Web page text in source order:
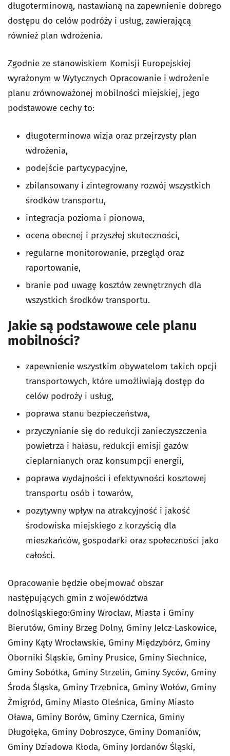
długoterminową, nastawianą na zapewnienie dobrego
dostępu do celów podróży i usług, zawierającą
również plan wdrożenia.
Zgodnie ze stanowiskiem Komisji Europejskiej
wyrażonym w Wytycznych Opracowanie i wdrożenie
planu zrównoważonej mobilności miejskiej, jego
podstawowe cechy to:
długoterminowa wizja oraz przejrzysty plan
wdrożenia,
podejście partycypacyjne,
zbilansowany i zintegrowany rozwój wszystkich
środków transportu,
integracja pozioma i pionowa,
ocena obecnej i przyszłej skuteczności,
regularne monitorowanie, przegląd oraz
raportowanie,
branie pod uwagę kosztów zewnętrznych dla
wszystkich środków transportu.
Jakie są podstawowe cele planu
mobilności?
zapewnienie wszystkim obywatelom takich opcji
transportowych, które umożliwiają dostęp do
celów podroży i usług,
poprawa stanu bezpieczeństwa,
przyczynianie się do redukcji zanieczyszczenia
powietrza i hałasu, redukcji emisji gazów
cieplarnianych oraz konsumpcji energii,
poprawa wydajności i efektywności kosztowej
transportu osób i towarów,
pozytywny wpływ na atrakcyjność i jakość
środowiska miejskiego z korzyścią dla
mieszkańców, gospodarki oraz społeczności jako
całości.
Opracowanie będzie obejmować obszar
następujących gmin z województwa
dolnośląskiego:Gminy Wrocław, Miasta i Gminy
Bierutów, Gminy Brzeg Dolny, Gminy Jelcz-Laskowice,
Gminy Kąty Wrocławskie, Gminy Międzybórz, Gminy
Oborniki Śląskie, Gminy Prusice, Gminy Siechnice,
Gminy Sobótka, Gminy Strzelin, Gminy Syców, Gminy
Środa Śląska, Gminy Trzebnica, Gminy Wołów, Gminy
Żmigród, Gminy Miasto Oleśnica, Gminy Miasto
Oława, Gminy Borów, Gminy Czernica, Gminy
Długołęka, Gminy Dobroszyce, Gminy Domaniów,
Gminy Dziadowa Kłoda, Gminy Jordanów Śląski,